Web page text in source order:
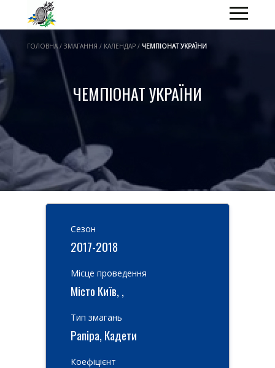
ГОЛОВНА / ЗМАГАННЯ / КАЛЕНДАР / ЧЕМПІОНАТ УКРАЇНИ
ЧЕМПІОНАТ УКРАЇНИ
Cезон
2017-2018
Місце проведення
Місто Київ, ,
Тип змагань
Рапіра, Кадети
Коефіцієнт